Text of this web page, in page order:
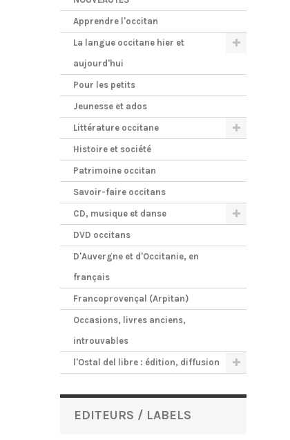
Apprendre l'occitan
La langue occitane hier et
aujourd'hui
Pour les petits
Jeunesse et ados
Littérature occitane
Histoire et société
Patrimoine occitan
Savoir-faire occitans
CD, musique et danse
DVD occitans
D'Auvergne et d'Occitanie, en
français
Francoprovençal (Arpitan)
Occasions, livres anciens,
introuvables
l'Ostal del libre : édition, diffusion
EDITEURS / LABELS